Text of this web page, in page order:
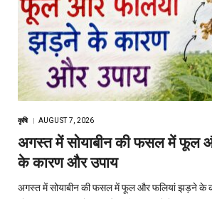
कृषि AUGUST 7, 2026
अगस्त में सोयाबीन की फसल में फूल
के कारण और उपाय
अगस्त में सोयाबीन की फसल में फूल और फलियां झड़ने के